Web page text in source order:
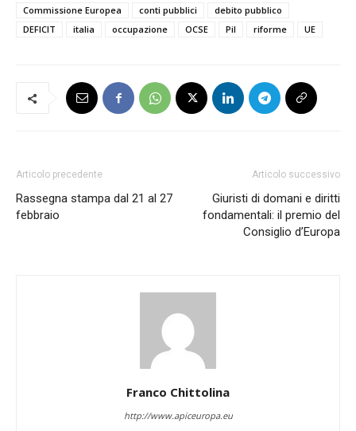
Commissione Europea
conti pubblici
debito pubblico
DEFICIT
italia occupazione OCSE Pil riforme UE
Articolo precedente
Rassegna stampa dal 21 al 27
febbraio
Articolo successivo
Giuristi di domani e diritti
fondamentali: il premio del
Consiglio d’Europa
Franco Chittolina
http://www.apiceuropa.eu